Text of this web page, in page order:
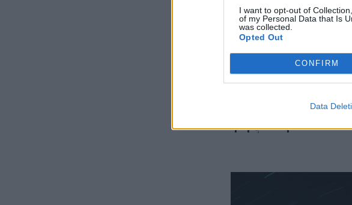
I want to opt-out of
of my Personal Data that Is
was collected.
Opted Out
CONFIRM
Data
Υπάρχουν
αντίστροφη μέτρηση
ήδη ξεκινήσει